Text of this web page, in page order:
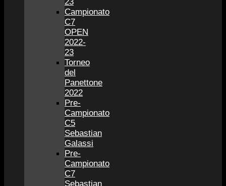
Campionato
C7
OPEN
2022-
23
Torneo
del
Panettone
2022
Pre-
Campionato
C5
Sebastian
Galassi
Pre-
Campionato
C7
Sebastian